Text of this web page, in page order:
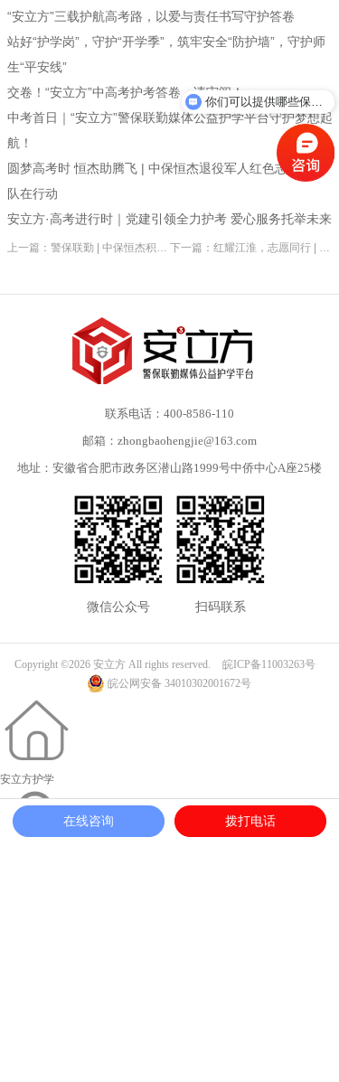
“安立方”三载护航高考路，以爱与责任书写守护答卷​
站好“护学岗”，守护“开学季”，筑牢安全“防护墙”，守护师
生“平安线”
交卷！“安立方”中高考护考答卷，请审阅！
中考首日｜“安立方”警保联勤媒体公益护学平台守护梦想起
航！
圆梦高考时 恒杰助腾飞 | 中保恒杰退役军人红色志愿服务
队在行动
安立方·高考进行时｜党建引领全力护考 爱心服务托举未来
上一篇：警保联勤 | 中保恒杰积极投入庐阳区警保联勤行动保障市民安全! 下一篇：红耀江淮，志愿同行 | 中保恒杰荣获安徽省退役军人志愿服务大赛二等奖！
Copyright ©2026 安立方 All rights reserved.
皖ICP备11003263号
皖公网安备 34010302001672号
联系电话：400-8586-110
邮箱：zhongbaohengjie@163.com
地址：安徽省合肥市政务区潜山路1999号中侨中心A座25楼
微信公众号 扫码联系
安立方护学
在线咨询 拨打电话